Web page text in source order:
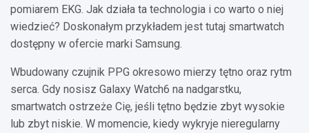
pomiarem EKG. Jak działa ta technologia i co warto o niej
wiedzieć? Doskonałym przykładem jest tutaj smartwatch
dostępny w ofercie marki Samsung.
Wbudowany czujnik PPG okresowo mierzy tętno oraz rytm
serca. Gdy nosisz Galaxy Watch6 na nadgarstku,
smartwatch ostrzeże Cię, jeśli tętno będzie zbyt wysokie
lub zbyt niskie. W momencie, kiedy wykryje nieregularny